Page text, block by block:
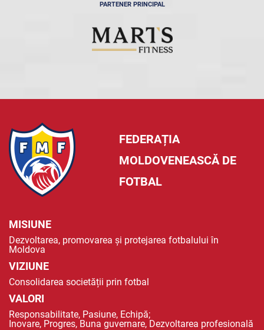
PARTENER PRINCIPAL
FEDERAȚIA
MOLDOVENEASCĂ DE
FOTBAL
MISIUNE
Dezvoltarea, promovarea și protejarea fotbalului în
Moldova
VIZIUNE
Consolidarea societății prin fotbal
VALORI
Responsabilitate, Pasiune, Echipă;
Inovare, Progres, Buna guvernare, Dezvoltarea profesională